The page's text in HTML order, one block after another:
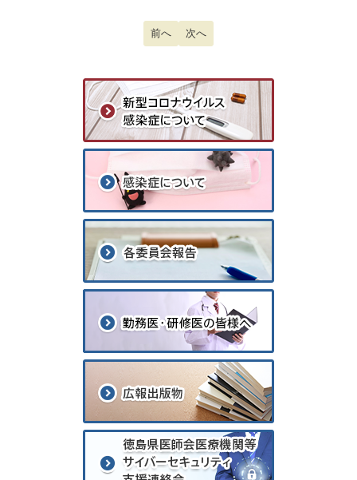
前の記事へ: 2/26(金)「令和2年度スポーツ
前へ 次の記事へ: 会長挨拶を更新しました
次へ